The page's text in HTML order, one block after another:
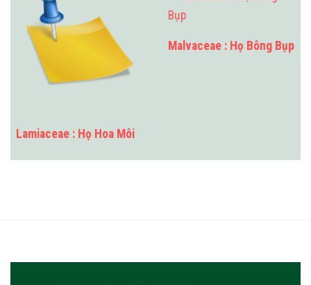
Lamiaceae : Họ Hoa Môi
Malvaceae : Họ Bông Bụp